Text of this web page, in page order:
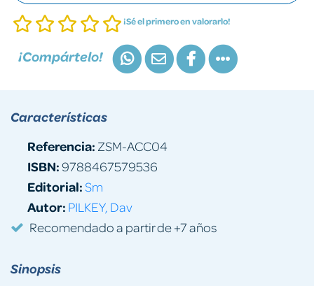
¡Sé el primero en valorarlo!
¡Compártelo!
Sinopsis
Características
Referencia: ZSM-ACC04
ISBN:9788467579536
Editorial:Sm
Autor: PILKEY, Dav
Recomendado a partir de +7 años